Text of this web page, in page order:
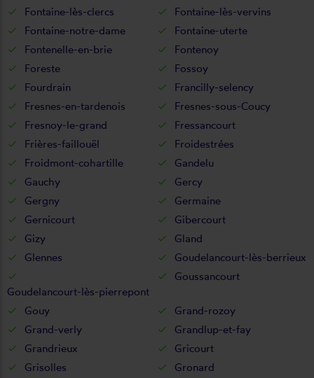
Fontaine-lès-clercs
Fontaine-lès-vervins
Fontaine-notre-dame
Fontaine-uterte
Fontenelle-en-brie
Fontenoy
Foreste
Fossoy
Fourdrain
Francilly-selency
Fresnes-en-tardenois
Fresnes-sous-Coucy
Fresnoy-le-grand
Fressancourt
Frières-faillouël
Froidestrées
Froidmont-cohartille
Gandelu
Gauchy
Gercy
Gergny
Germaine
Gernicourt
Gibercourt
Gizy
Gland
Glennes
Goudelancourt-lès-berrieux
Goudelancourt-lès-pierrepont
Goussancourt
Gouy
Grand-rozoy
Grand-verly
Grandlup-et-fay
Grandrieux
Gricourt
Grisolles
Gronard